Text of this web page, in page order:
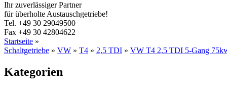
Ihr zuverlässiger Partner
für überholte Austauschgetriebe!
Tel. +49 30 29049500
Fax +49 30 42804622
Startseite »
Schaltgetriebe » VW » T4 » 2,5 TDI » VW T4 2,5 TDI 5-Gang
Kategorien